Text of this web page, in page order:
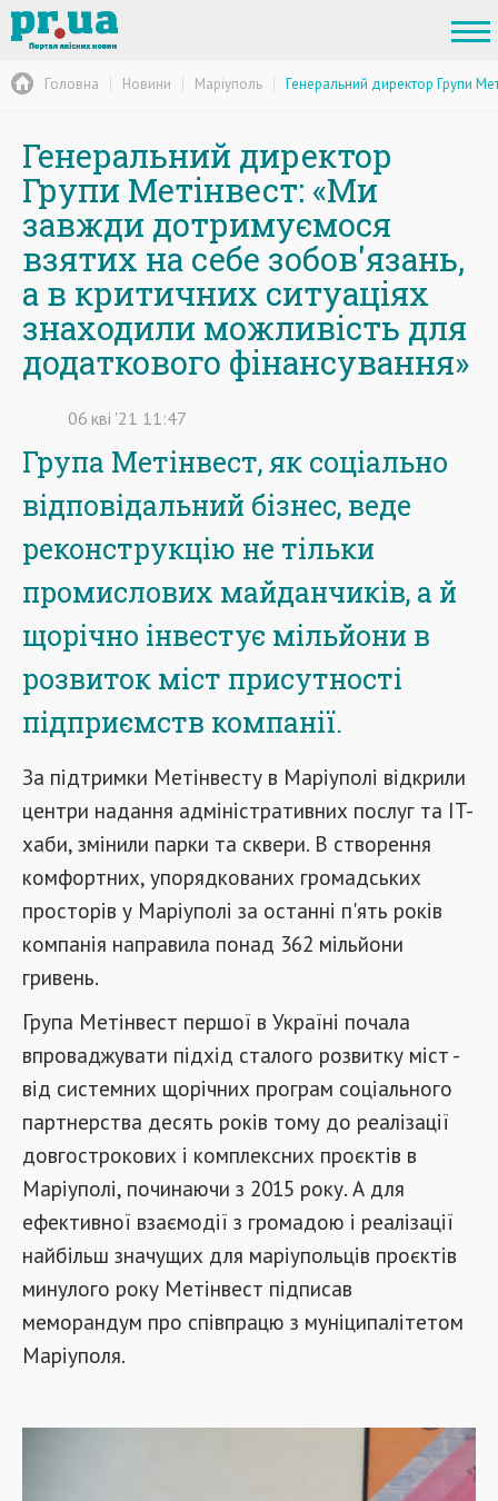
Головна Новини Маріуполь Генеральний директор Групи
Генеральний директор
Групи Метінвест: «Ми
завжди дотримуємося
взятих на себе зобов'язань,
а в критичних ситуаціях
знаходили можливість для
додаткового фінансування»
06 кві '21 11:47
Група Метінвест, як соціально
відповідальний бізнес, веде
реконструкцію не тільки
промислових майданчиків, а й
щорічно інвестує мільйони в
розвиток міст присутності
підприємств компанії.
За підтримки Метінвесту в Маріуполі відкрили
центри надання адміністративних послуг та IT-
хаби, змінили парки та сквери. В створення
комфортних, упорядкованих громадських
просторів у Маріуполі за останні п'ять років
компанія направила понад 362 мільйони
гривень.
Група Метінвест першої в Україні почала
впроваджувати підхід сталого розвитку міст -
від системних щорічних програм соціального
партнерства десять років тому до реалізації
довгострокових і комплексних проєктів в
Маріуполі, починаючи з 2015 року. А для
ефективної взаємодії з громадою і реалізації
найбільш значущих для маріупольців проєктів
минулого року Метінвест підписав
меморандум про співпрацю з муніципалітетом
Маріуполя.